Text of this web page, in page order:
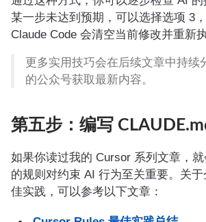
某一步未达到预期，可以选择选项 3
Claude Code 会清空当前修改并重新执
更多实用技巧会在后续文章中持续
的公众号获取最新内容。
第五步：编写
如果你读过我的 Cursor 系列文章，
的规则对约束 AI 行为至关重要。关
佳实践，可以参考以下文章：